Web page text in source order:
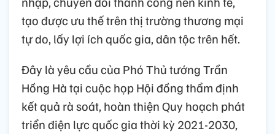
tạo được ưu thế trên thị trường thương mại
tự do, lấy lợi ích quốc gia, dân tộc trên hết.
Đây là yêu cầu của Phó Thủ tướng Trần
Hồng Hà tại cuộc họp Hội đồng thẩm định
kết quả rà soát, hoàn thiện Quy hoạch phát
triển điện lực quốc gia thời kỳ 2021-2030,